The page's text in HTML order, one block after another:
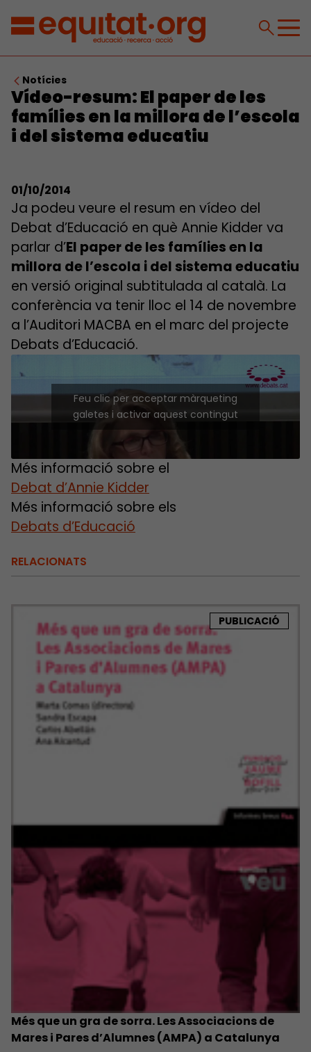
Notícies
Vídeo-resum: El paper de les
famílies en la millora de l’escola
i del sistema educatiu
01/10/2014
Ja podeu veure el resum en vídeo del
Debat d’Educació en què Annie Kidder va
parlar d’El paper de les famílies en la
millora de l’escola i del sistema educatiu
en versió original subtitulada al català. La
conferència va tenir lloc el 14 de novembre
a l’Auditori MACBA en el marc del projecte
Debats d’Educació.
Feu clic per acceptar màrqueting
galetes i activar aquest contingut
Més informació sobre el
Debat d’Annie Kidder
Més informació sobre els
Debats d’Educació
RELACIONATS
PUBLICACIÓ
Més que un gra de sorra. Les Associacions de
Mares i Pares d’Alumnes (AMPA) a Catalunya